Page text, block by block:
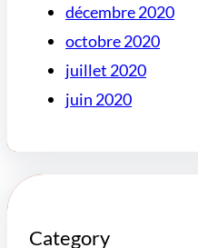
décembre 2020
octobre 2020
juillet 2020
juin 2020
Category